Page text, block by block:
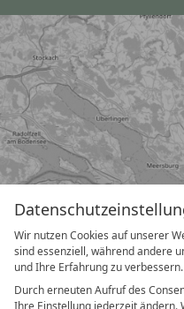
Wir nutzen Cookies auf unserer
sind essenziell, während andere
und Ihre Erfahrung zu verbessern.
Durch erneuten Aufruf des
Ihre Einstellung jederzeit ändern.